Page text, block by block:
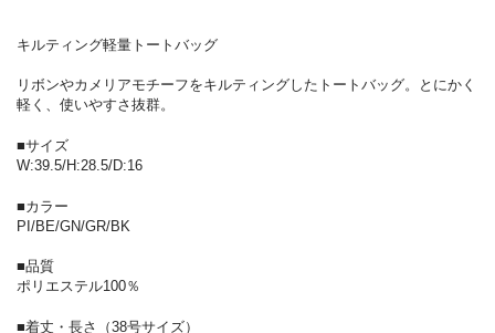
キルティング軽量トートバッグ
リボンやカメリアモチーフをキルティングしたトートバッグ。とにかく
軽く、使いやすさ抜群。
■サイズ
W:39.5/H:28.5/D:16
■カラー
PI/BE/GN/GR/BK
■品質
ポリエステル100％
■着丈・長さ（38号サイズ）